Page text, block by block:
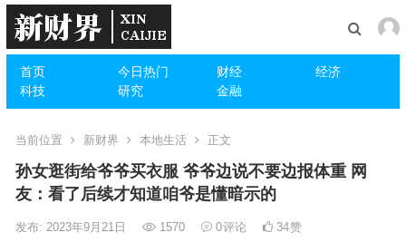
首页 今日热门 财经
经济
科技
研究 金融
当前位置 新财界 本地生活 正文
孙女逛街给爷爷买衣服 爷爷边说不要边报体重 网
友：看了后续才知道咱爷是懂暗示的
发布: 2023年9月21日 1570 0评论 34赞